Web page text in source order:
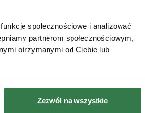
społecznościowe i analizować
partnerom społecznościowym,
otrzymanymi od Ciebie lub
Zezwól na wszystkie